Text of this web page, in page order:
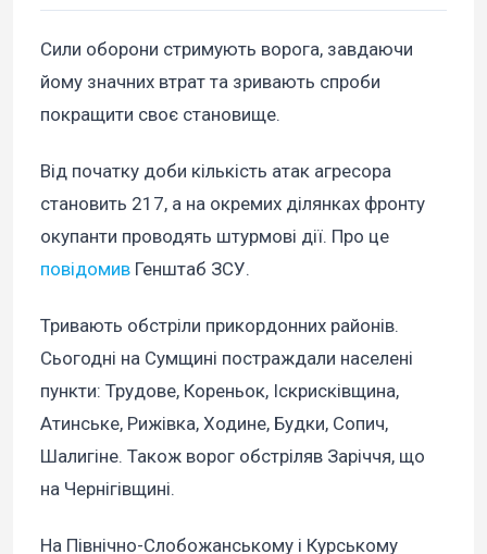
Сили оборони стримують ворога, завдаючи
йому значних втрат та зривають спроби
покращити своє становище.
Від початку доби кількість атак агресора
становить 217, а на окремих ділянках фронту
окупанти проводять штурмові дії. Про це
повідомив Генштаб ЗСУ.
Тривають обстріли прикордонних районів.
Сьогодні на Сумщині постраждали населені
пункти: Трудове, Кореньок, Іскрисківщина,
Атинське, Рижівка, Ходине, Будки, Сопич,
Шалигіне. Також ворог обстріляв Заріччя, що
на Чернігівщині.
На Північно-Слобожанському і Курському